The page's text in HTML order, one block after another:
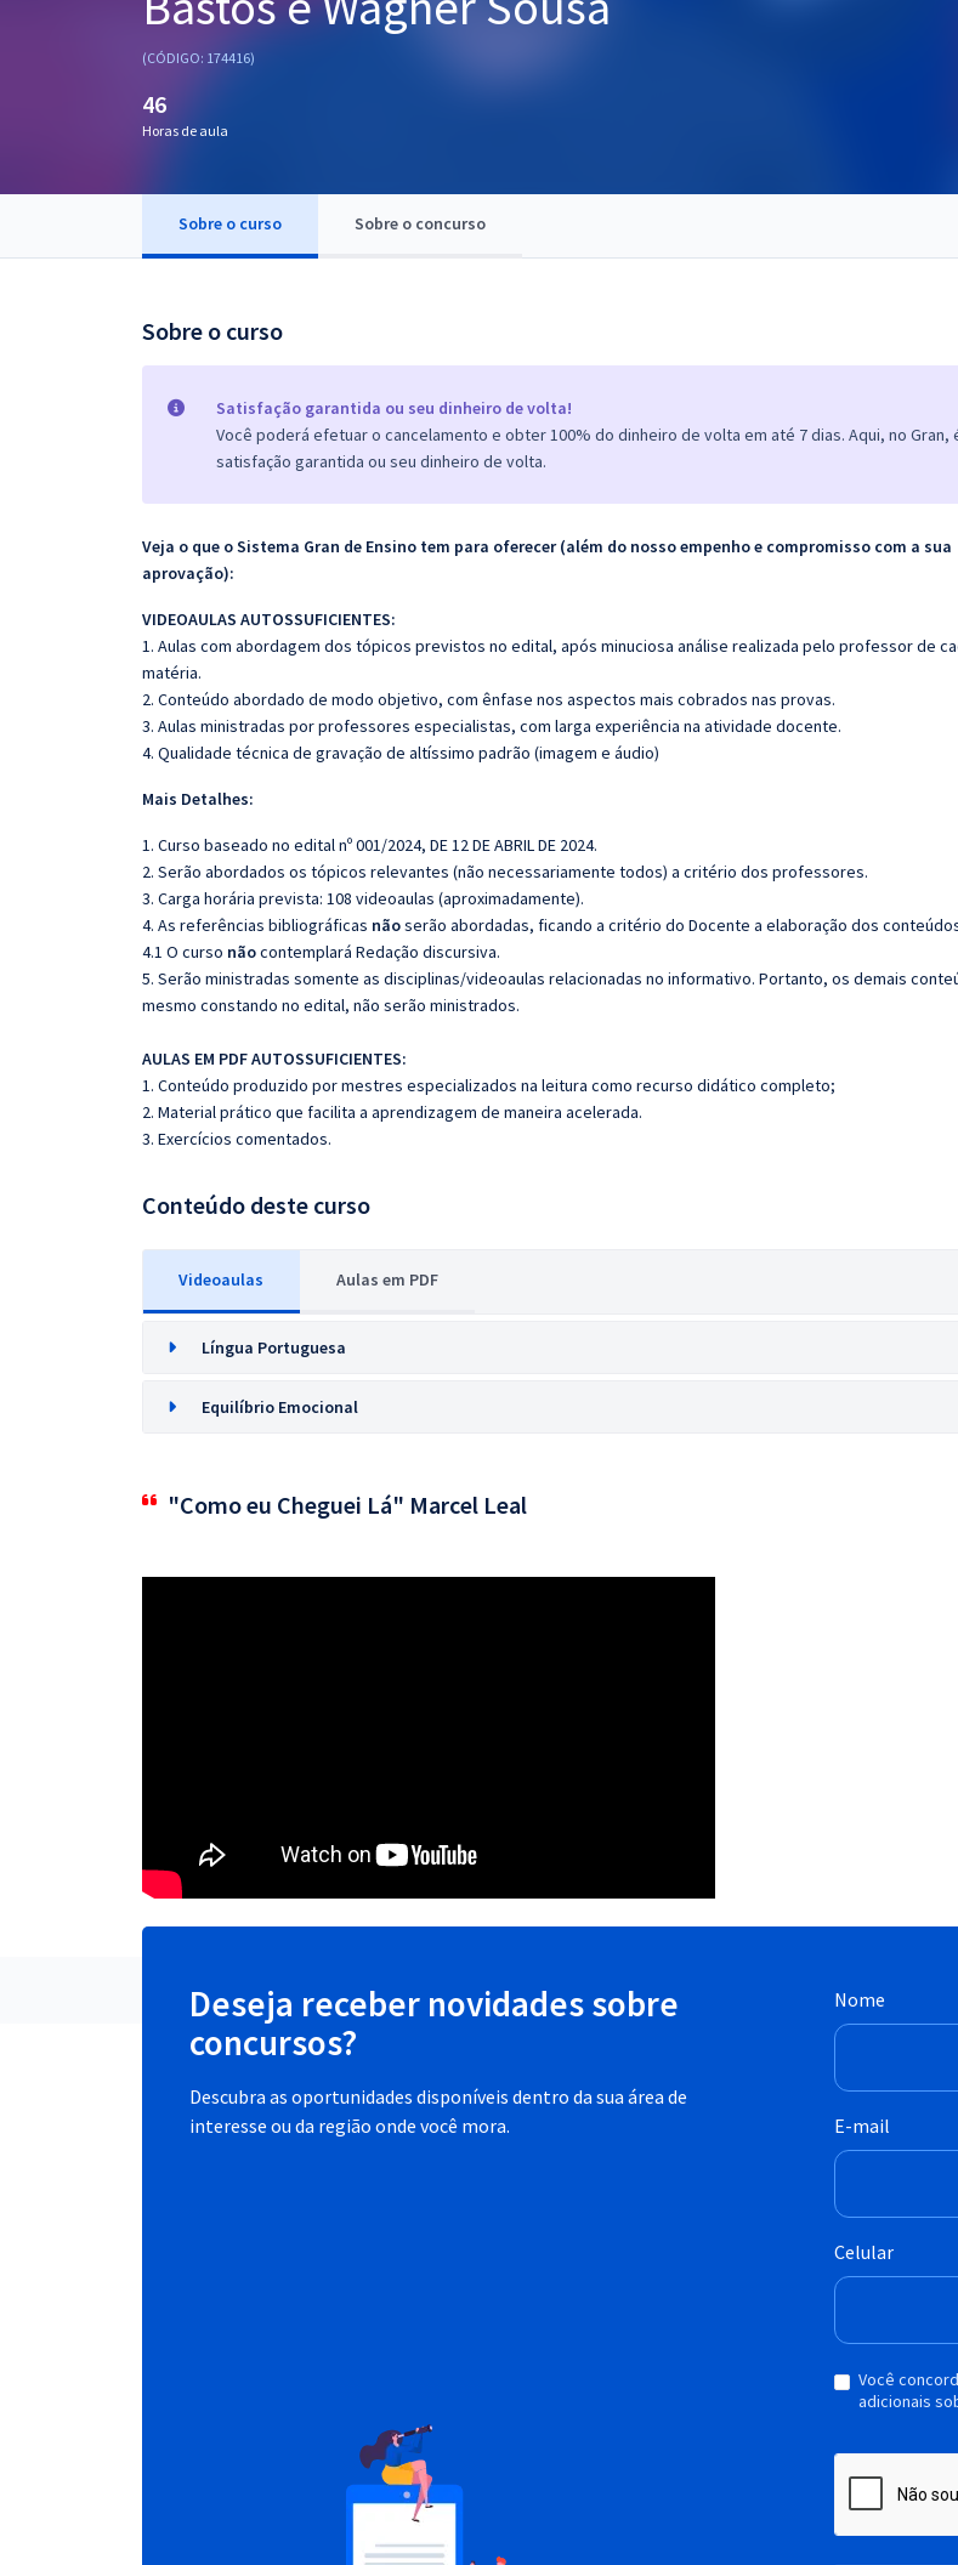
Questões grátis
(CÓDIGO: 174416)
46
Horas de aula
Sobre o curso Sobre o concurso
Sobre o curso
Satisfação garantida ou seu dinheiro de volta!
Você poderá efetuar o cancelamento e obter 100% do dinheiro de volta em até 7 dias. Aqui, no Gran,
satisfação garantida ou seu dinheiro de volta.
Veja o que o Sistema Gran de Ensino tem para oferecer (além do nosso empenho e compromisso com a sua
aprovação):
VIDEOAULAS AUTOSSUFICIENTES:
1. Aulas com abordagem dos tópicos previstos no edital, após minuciosa análise realizada pelo professor de
matéria.
2. Conteúdo abordado de modo objetivo, com ênfase nos aspectos mais cobrados nas provas.
3. Aulas ministradas por professores especialistas, com larga experiência na atividade docente.
4. Qualidade técnica de gravação de altíssimo padrão (imagem e áudio)
Mais Detalhes:
1. Curso baseado no edital nº 001/2024, DE 12 DE ABRIL DE 2024.
2. Serão abordados os tópicos relevantes (não necessariamente todos) a critério dos professores.
3. Carga horária prevista: 108 videoaulas (aproximadamente).
4. As referências bibliográficas nãoserão abordadas, ficando a critério do Docente a elaboração dos
4.1 O curso nãocontemplará Redação discursiva.
5. Serão ministradas somente as disciplinas/videoaulas relacionadas no informativo. Portanto, os demais
mesmo constando no edital, não serão ministrados.
AULAS EM PDF AUTOSSUFICIENTES:
1. Conteúdo produzido por mestres especializados na leitura como recurso didático completo;
2. Material prático que facilita a aprendizagem de maneira acelerada.
3. Exercícios comentados.
Conteúdo deste curso
Videoaulas Aulas em PDF
Língua Portuguesa
Equilíbrio Emocional
"Como eu Cheguei Lá" Marcel Leal
Deseja receber novidades sobre
concursos?
Descubra as oportunidades disponíveis dentro da sua área de
interesse ou da região onde você mora.
Nome
E-mail
Celular
Você
adicionais